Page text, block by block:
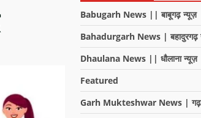
Babugarh News || बाबूगढ़ न्यूज़
Bahadurgarh News | बहादुरगढ़
Dhaulana News || धौलाना न्यूज़
Featured
Garh Mukteshwar News |